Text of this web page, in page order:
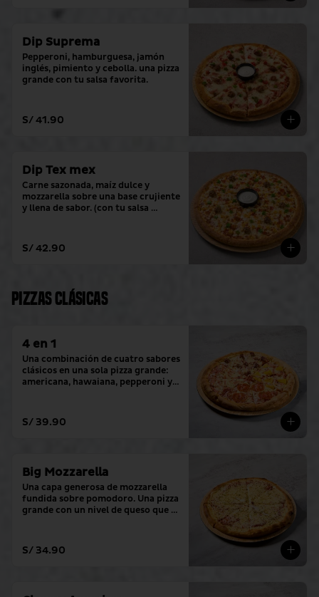
Dip Suprema
Pepperoni, hamburguesa, jamón
inglés, pimiento y cebolla. una pizza
grande con tu salsa favorita.
S/ 41.90
Dip Tex mex
Carne sazonada, maíz dulce y
mozzarella sobre una base crujiente
y llena de sabor. (con tu salsa
S/ 42.90
Pizzas clásicas
4 en 1
Una combinación de cuatro sabores
clásicos en una sola pizza grande:
americana, hawaiana, pepperoni y
S/ 39.90
Big Mozzarella
Una capa generosa de mozzarella
fundida sobre pomodoro. Una pizza
grande con un nivel de queso que lo
S/ 34.90